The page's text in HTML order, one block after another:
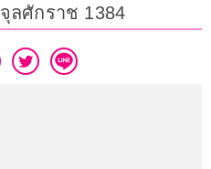
ลศักราช 1384